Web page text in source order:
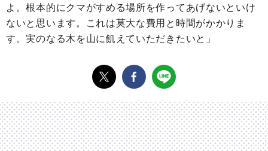
よ。根本的にクマがすめる場所を作ってあげないといけ
ないと思います。これは莫大な費用と時間がかかりま
す。実のなる木を山に飢えていただきたいと」